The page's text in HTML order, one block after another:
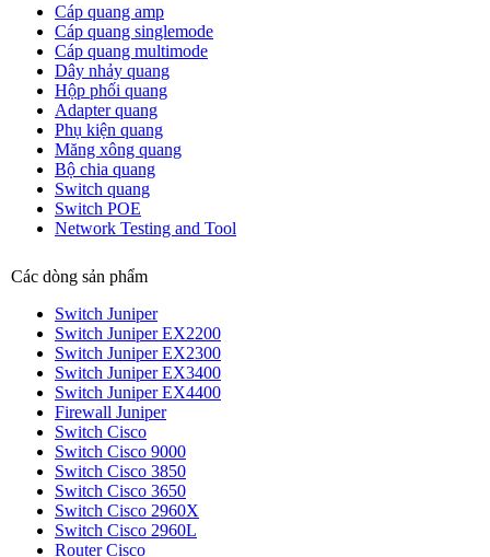
Cáp quang amp
Cáp quang singlemode
Cáp quang multimode
Dây nhảy quang
Hộp phối quang
Adapter quang
Phụ kiện quang
Măng xông quang
Bộ chia quang
Switch quang
Switch POE
Network Testing and Tool
Các dòng sản phẩm
Switch Juniper
Switch Juniper EX2200
Switch Juniper EX2300
Switch Juniper EX3400
Switch Juniper EX4400
Firewall Juniper
Switch Cisco
Switch Cisco 9000
Switch Cisco 3850
Switch Cisco 3650
Switch Cisco 2960X
Switch Cisco 2960L
Router Cisco